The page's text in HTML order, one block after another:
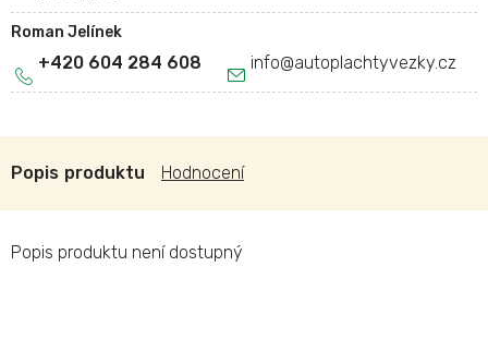
Roman Jelínek
info@autoplachtyvezky.cz
+420 604 284 608
Popis Hodnocení
Popis produktu není dostupný